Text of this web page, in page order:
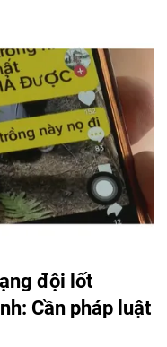
đội lốt
Cần pháp luật